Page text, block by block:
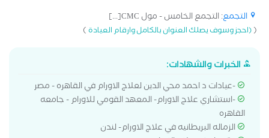
التجمع: التجمع الخامس - مول CMC[...]
((احجز وسوف يصلك العنوان بالكامل وارقام العيادة)
الخبرات والشهادات:
-عيادات د احمد محي الدين لعلاج الاورام في القاهره - مصر
-استشاري علاج الاورام- المعهد القومي للاورام - جامعه
القاهره
الزماله البريطانيه في علاج الاورام- لندن